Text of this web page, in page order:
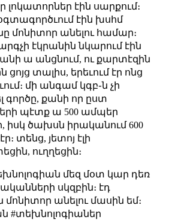
լոկատորներ էին սարքում։
էին խսհմ
մոնիտոր անելու համար։
էկրանին նկարում էին
ա անցնում, ու քարտէզին
ցոյց տալիս, երեւում էր ոնց
մի անգամ կգբ֊ն չի
գործը, քանի որ ըստ
պէտք ա 500 ամպեր
իսկ ծախսն իրականում 600
տենց, յետոյ էլի
ուղղեցին։
մեզ մօտ կար դեռ
սկզբին։ էդ
անելու մասին եմ։
#տեխնոլոգիաներ